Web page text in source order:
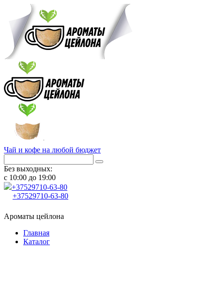
Чай и кофе на любой бюджет
Без выходных:
с 10:00 до 19:00
+37529710-63-80
+37529710-63-80
Ароматы цейлона
Главная
Каталог